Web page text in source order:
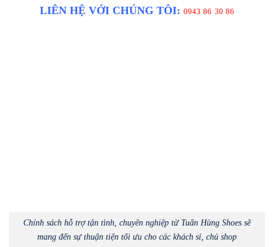
LIÊN HỆ VỚI CHÚNG TÔI: 0943 86 30 86
Chính sách hỗ trợ tận tình, chuyên nghiệp từ Tuấn Hùng Shoes sẽ
mang đến sự thuận tiện tối ưu cho các khách sỉ, chủ shop